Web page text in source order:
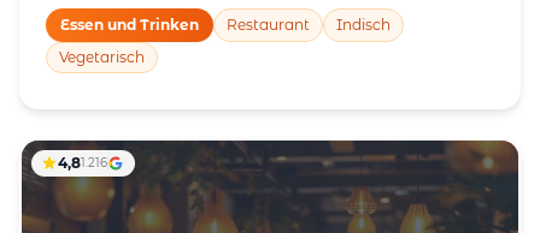
Essen und Trinken Restaurant
Indisch
Vegetarisch
4,81.216